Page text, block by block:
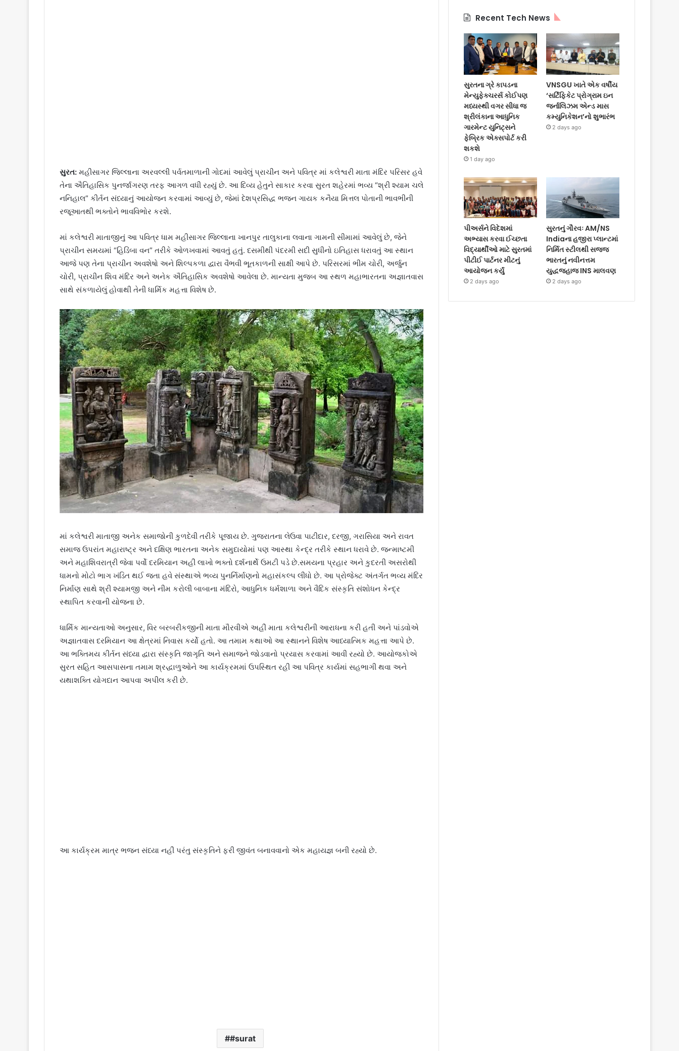
સુરત: મહીસાગર જિલ્લાના અરવલ્લી પર્વતમાળાની ગોદમાં આવેલું પ્રાચીન અને પવિત્ર માં કલેશ્વરી માતા મંદિર પરિસર હવે
તેના ઐતિહાસિક પુનર્જાગરણ તરફ આગળ વધી રહ્યું છે. આ દિવ્ય હેતુને સાકાર કરવા સુરત શહેરમાં ભવ્ય “શ્રી શ્યામ ચલે
નનિહાલ” કીર્તન સંધ્યાનું આયોજન કરવામાં આવ્યું છે, જેમાં દેશપ્રસિદ્ધ ભજન ગાયક કનૈયા મિત્તલ પોતાની ભાવભીની
રજૂઆતથી ભક્તોને ભાવવિભોર કરશે.
માં કલેશ્વરી માતાજીનું આ પવિત્ર ધામ મહીસાગર જિલ્લાના ખાનપુર તાલુકાના લવાના ગામની સીમામાં આવેલું છે, જેને
પ્રાચીન સમયમાં “હિડિંબા વન” તરીકે ઓળખવામાં આવતું હતું. દસમીથી પંદરમી સદી સુધીનો ઇતિહાસ ધરાવતું આ સ્થાન
આજે પણ તેના પ્રાચીન અવશેષો અને શિલ્પકળા દ્વારા વૈભવી ભૂતકાળની સાક્ષી આપે છે. પરિસરમાં ભીમ ચોરી, અર્જુન
ચોરી, પ્રાચીન શિવ મંદિર અને અનેક ઐતિહાસિક અવશેષો આવેલા છે. માન્યતા મુજબ આ સ્થળ મહાભારતના અજ્ઞાતવાસ
સાથે સંકળાયેલું હોવાથી તેની ધાર્મિક મહત્તા વિશેષ છે.
માં કલેશ્વરી માતાજી અનેક સમાજોની કુળદેવી તરીકે પૂજાય છે. ગુજરાતના લેઉવા પાટીદાર, દરજી, ગરાસિયા અને રાવત
સમાજ ઉપરાંત મહારાષ્ટ્ર અને દક્ષિણ ભારતના અનેક સમુદાયોમાં પણ આસ્થા કેન્દ્ર તરીકે સ્થાન ધરાવે છે. જન્માષ્ટમી
અને મહાશિવરાત્રી જેવા પર્વો દરમિયાન અહીં લાખો ભક્તો દર્શનાર્થે ઉમટી પડે છે.સમયના પ્રહાર અને કુદરતી અસરોથી
ધામનો મોટો ભાગ ખંડિત થઈ જતા હવે સંસ્થાએ ભવ્ય પુનર્નિર્માણનો મહાસંકલ્પ લીધો છે. આ પ્રોજેક્ટ અંતર્ગત ભવ્ય મંદિર
નિર્માણ સાથે શ્રી શ્યામજી અને નીમ કરોલી બાબાના મંદિરો, આધુનિક ધર્મશાળા અને વૈદિક સંસ્કૃતિ સંશોધન કેન્દ્ર
સ્થાપિત કરવાની યોજના છે.
ધાર્મિક માન્યતાઓ અનુસાર, વિર બરબરીકજીની માતા મૌરવીએ અહીં માતા કલેશ્વરીની આરાધના કરી હતી અને પાંડવોએ
અજ્ઞાતવાસ દરમિયાન આ ક્ષેત્રમાં નિવાસ કર્યો હતો. આ તમામ કથાઓ આ સ્થાનને વિશેષ આધ્યાત્મિક મહત્તા આપે છે.
આ ભક્તિમય કીર્તન સંધ્યા દ્વારા સંસ્કૃતિ જાગૃતિ અને સમાજને જોડવાનો પ્રયાસ કરવામાં આવી રહ્યો છે. આયોજકોએ
સુરત સહિત આસપાસના તમામ શ્રદ્ધાળુઓને આ કાર્યક્રમમાં ઉપસ્થિત રહી આ પવિત્ર કાર્યમાં સહભાગી થવા અને
યથાશક્તિ યોગદાન આપવા અપીલ કરી છે.
આ કાર્યક્રમ માત્ર ભજન સંધ્યા નહીં પરંતુ સંસ્કૃતિને ફરી જીવંત બનાવવાનો એક મહાયજ્ઞ બની રહ્યો છે.
#surat
Recent Tech News
સુરતના ગ્રે કાપડના
મેન્યુફેક્ચરર્સ કોઈપણ
મધ્યસ્થી વગર સીધા જ
શ્રીલંકાના આધુનિક
ગારમેન્ટ યુનિટ્સને
ફેબ્રિક એક્સપોર્ટ કરી
શકશે
1 day ago
VNSGU ખાતે એક વર્ષીય
‘સર્ટિફિકેટ પ્રોગ્રામ ઇન
જર્નાલિઝમ એન્ડ માસ
કમ્યુનિકેશન’નો શુભારંભ
2 days ago
પીઅર્સને વિદેશમાં
અભ્યાસ કરવા ઈચ્છતા
વિદ્યાર્થીઓ માટે સુરતમાં
પીટીઈ પાર્ટનર મીટનું
આયોજન કર્યું
2 days ago
સુરતનું ગૌરવઃ AM/NS
Indiaના હજીરા પ્લાન્ટમાં
નિર્મિત સ્ટીલથી સજ્જ
ભારતનું નવીનત્તમ
યુદ્ધજહાજ INS માલવણ
2 days ago